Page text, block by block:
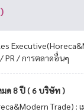
PR / การตลาดอื่นๆ
ด 8 ปี ( 6 บริษัท )
Trade) :